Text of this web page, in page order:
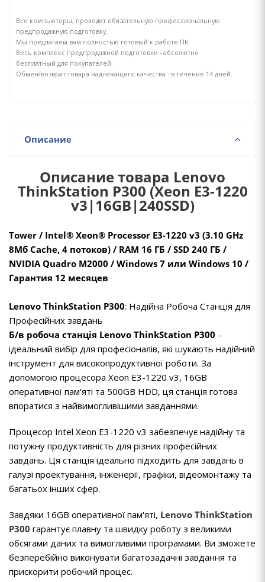
Все компьютеры, проходят обязательную профессиональную
предпродажную подготовку.
Мы предлагаем вам полностью готовый к работе ПК
Весь комплекс предпродажной подготовки - абсолютно
бесплатный для покупателей.
Обмен/возврат товара надлежащего качества - в течение 14 дней.
Описание
Описание товара Lenovo
ThinkStation P300 (Xeon E3-1220
v3|16GB|240SSD)
Tower / Intel® Xeon® Processor E3-1220 v3 (3.10 GHz
8Mб Cache, 4 потоков) / RAM 16 ГБ / SSD 240 ГБ /
NVIDIA Quadro M2000 / Windows 7 или Windows 10 /
Гарантия 12 месяцев
Lenovo ThinkStation P300: Надійна Робоча Станція для
Професійних завдань
Б/в робоча станція Lenovo ThinkStation P300 -
ідеальний вибір для професіоналів, які шукають надійний
інструмент для високопродуктивної роботи. За
допомогою процесора Xeon E3-1220 v3, 16GB
оперативної пам'яті та 500GB HDD, ця станція готова
впоратися з найвимогливішими завданнями.
Процесор Intel Xeon E3-1220 v3 забезпечує надійну та
потужну продуктивність для різних професійних
завдань. Ця станція ідеально підходить для завдань в
галузі проектування, інженерії, графіки, відеомонтажу та
багатьох інших сфер.
Завдяки 16GB оперативної пам'яті, Lenovo ThinkStation
P300 гарантує плавну та швидку роботу з великими
обсягами даних та вимогливими програмами. Ви зможете
безперебійно виконувати багатозадачні завдання та
прискорити робочий процес.